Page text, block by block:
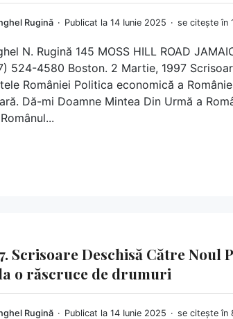
Rugină Publicat la 14 Iunie 2025 se citește în
N. Rugină 145 MOSS HILL ROAD
524-4580 Boston. 2 Martie, 1997
României Politica economică a
Dă-mi Doamne Mintea Din Urmă a
Scrisoare Deschisă Către Noul
o răscruce de drumuri
Rugină Publicat la 14 Iunie 2025 se citește în